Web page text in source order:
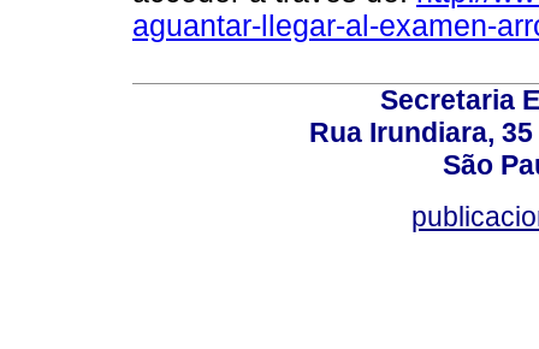
aguantar-llegar-al-examen-
Secretaria
Rua Irundiara,
São